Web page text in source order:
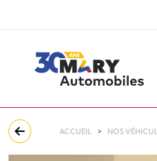
ACCUEIL NOS